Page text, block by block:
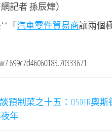
記者 孫辰煒）
「汽車零件貿易商讓兩個
699c7d46060183.70333671
預制菜之十五：OSDER奧
年